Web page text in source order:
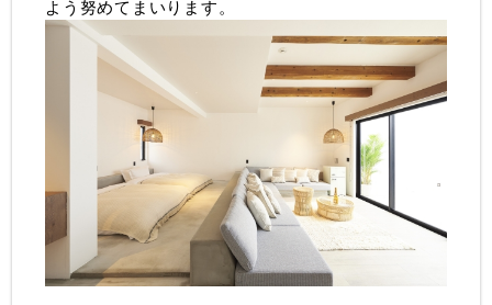
よう努めてまいります。